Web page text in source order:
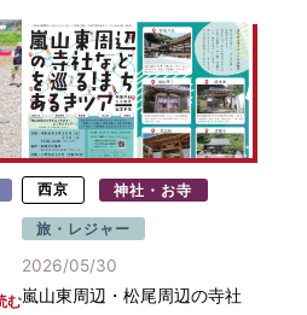
む
西京 神社・お寺
旅・レジャー
2026/05/30
嵐山東周辺・松尾周辺の寺社